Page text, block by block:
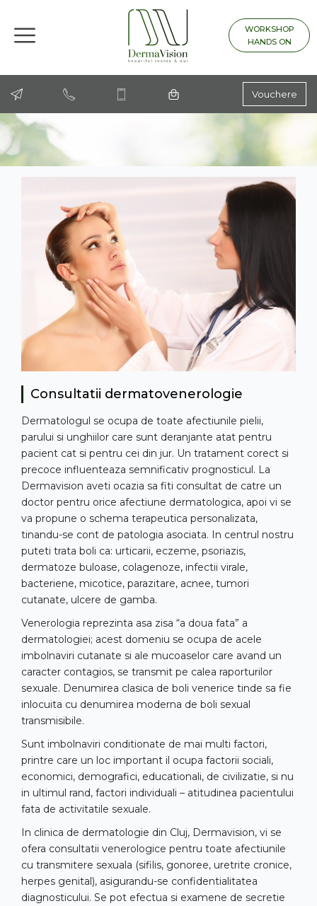
Vouchere
WORKSHOP
HANDS ON
Consultatii dermatovenerologie
Dermatologul se ocupa de toate afectiunile pielii,
parului si unghiilor care sunt deranjante atat pentru
pacient cat si pentru cei din jur. Un tratament corect si
precoce influenteaza semnificativ prognosticul. La
Dermavision aveti ocazia sa fiti consultat de catre un
doctor pentru orice afectiune dermatologica, apoi vi se
va propune o schema terapeutica personalizata,
tinandu-se cont de patologia asociata. In centrul nostru
puteti trata boli ca: urticarii, eczeme, psoriazis,
dermatoze buloase, colagenoze, infectii virale,
bacteriene, micotice, parazitare, acnee, tumori
cutanate, ulcere de gamba.
Venerologia reprezinta asa zisa “a doua fata” a
dermatologiei; acest domeniu se ocupa de acele
imbolnaviri cutanate si ale mucoaselor care avand un
caracter contagios, se transmit pe calea raporturilor
sexuale. Denumirea clasica de boli venerice tinde sa fie
inlocuita cu denumirea moderna de boli sexual
transmisibile.
Sunt imbolnaviri conditionate de mai multi factori,
printre care un loc important il ocupa factorii sociali,
economici, demografici, educationali, de civilizatie, si nu
in ultimul rand, factori individuali – atitudinea pacientului
fata de activitatile sexuale.
In clinica de dermatologie din Cluj, Dermavision, vi se
ofera consultatii venerologice pentru toate afectiunile
cu transmitere sexuala (sifilis, gonoree, uretrite cronice,
herpes genital), asigurandu-se confidentialitatea
diagnosticului. Se pot efectua si examene de secretie